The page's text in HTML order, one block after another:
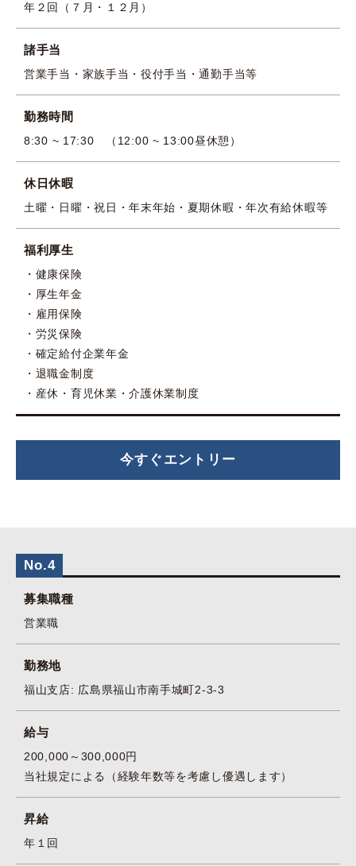
年２回（７月・１２月）
諸手当
営業手当・家族手当・役付手当・通勤手当等
勤務時間
8:30 ~ 17:30 （12:00 ~ 13:00昼休憩）
休日休暇
土曜・日曜・祝日・年末年始・夏期休暇・年次有給休暇等
福利厚生
健康保険
厚生年金
雇用保険
労災保険
確定給付企業年金
退職金制度
産休・育児休業・介護休業制度
今すぐエントリー
No.4
募集職種
営業職
勤務地
福山支店: 広島県福山市南手城町2-3-3
給与
200,000～300,000円
当社規定による（経験年数等を考慮し優遇します）
昇給
年１回